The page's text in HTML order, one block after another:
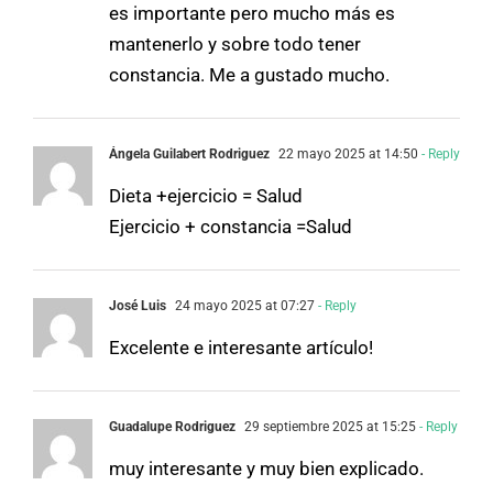
es importante pero mucho más es
mantenerlo y sobre todo tener
constancia. Me a gustado mucho.
Ángela Guilabert Rodriguez 22 mayo 2025 at 14:50 - Reply
Dieta +ejercicio = Salud
Ejercicio + constancia =Salud
José Luis 24 mayo 2025 at 07:27 - Reply
Excelente e interesante artículo!
Guadalupe Rodriguez 29 septiembre 2025 at 15:25 - Reply
muy interesante y muy bien explicado.